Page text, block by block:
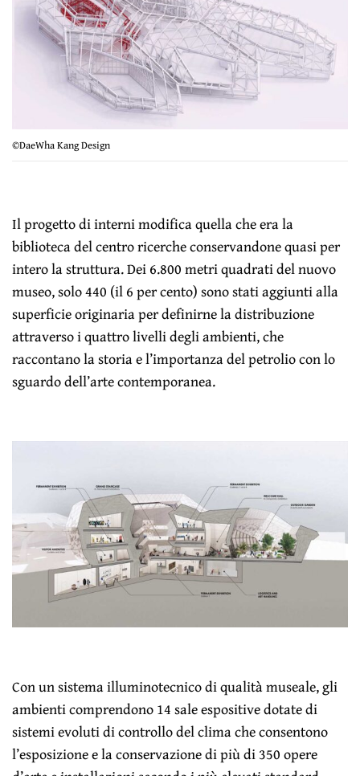
©DaeWha Kang Design
Il progetto di interni modifica quella che era la
biblioteca del centro ricerche conservandone quasi per
intero la struttura. Dei 6.800 metri quadrati del nuovo
museo, solo 440 (il 6 per cento) sono stati aggiunti alla
superficie originaria per definirne la distribuzione
attraverso i quattro livelli degli ambienti, che
raccontano la storia e l’importanza del petrolio con lo
sguardo dell’arte contemporanea.
Con un sistema illuminotecnico di qualità museale, gli
ambienti comprendono 14 sale espositive dotate di
sistemi evoluti di controllo del clima che consentono
l’esposizione e la conservazione di più di 350 opere